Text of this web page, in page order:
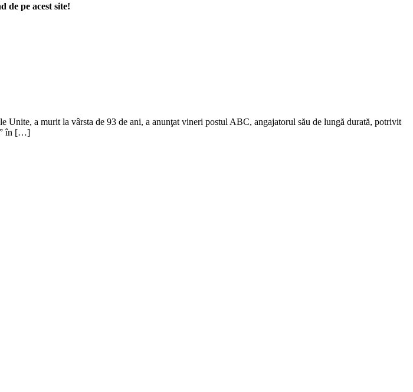
de pe acest site!
Unite, a murit la vârsta de 93 de ani, a anunţat vineri postul ABC, angajatorul său de lungă durată, potrivit
în […]